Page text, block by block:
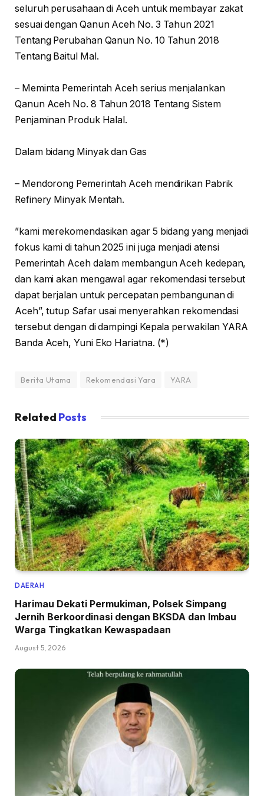
seluruh perusahaan di Aceh untuk membayar zakat
sesuai dengan Qanun Aceh No. 3 Tahun 2021
Tentang Perubahan Qanun No. 10 Tahun 2018
Tentang Baitul Mal.
– Meminta Pemerintah Aceh serius menjalankan
Qanun Aceh No. 8 Tahun 2018 Tentang Sistem
Penjaminan Produk Halal.
Dalam bidang Minyak dan Gas
– Mendorong Pemerintah Aceh mendirikan Pabrik
Refinery Minyak Mentah.
”kami merekomendasikan agar 5 bidang yang menjadi
fokus kami di tahun 2025 ini juga menjadi atensi
Pemerintah Aceh dalam membangun Aceh kedepan,
dan kami akan mengawal agar rekomendasi tersebut
dapat berjalan untuk percepatan pembangunan di
Aceh”, tutup Safar usai menyerahkan rekomendasi
tersebut dengan di dampingi Kepala perwakilan YARA
Banda Aceh, Yuni Eko Hariatna. (*)
Berita Utama Rekomendasi Yara YARA
Related Posts
DAERAH
Harimau Dekati Permukiman, Polsek Simpang
Jernih Berkoordinasi dengan BKSDA dan Imbau
Warga Tingkatkan Kewaspadaan
August 5, 2026